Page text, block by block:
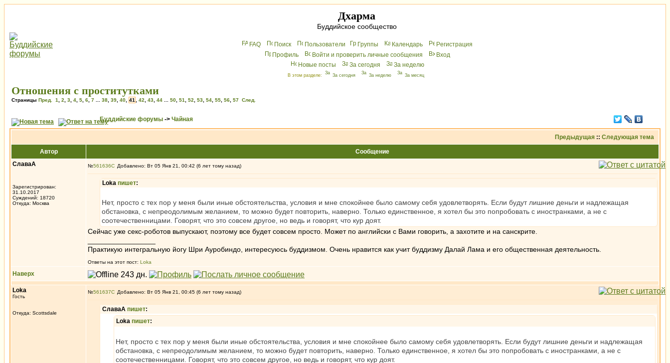
Дхарма
Буддийское сообщество
FAQ Поиск Пользователи Группы Календарь
Peгиcтрaция
Профиль
Войти и проверить личные сообщения
Вхoд
Новые посты
За сегодня За неделю
В этом разделе: За сегодня За неделю За месяц
Отношения с проститутками
Страницы Пред. 1 2 3 4 5 6 7 38 39 40 41 42 43 44 50 51 52 53 54 55 56 57 След.
Буддийские форумы -> Чайная
Предыдущая :: Следующая тема
Автор
Сообщение
СлаваА
Зарегистрирован:
31.10.2017
Суждений: 18720
Откуда: Москва
№561636 Добавлено: Вт 05 Янв 21, 00:42 (6 лет тому назад)
Loka пишет:
Нет, просто с тех пор у меня были иные обстоятельства, условия и мне спокойнее было самому себя удовлетворять. Если будут лишние деньги и надлежащая
обстановка, с непреодолимым желанием, то можно будет повторить, наверно. Только единственное, я хотел бы это попробовать с иностранками, а не с
соотечественницами. Говорят, что это совсем другое, но ведь и говорят, что кур доят.
Сейчас уже секс-роботов выпускают, поэтому все будет совсем просто. Может по английски с Вами говорить, а захотите и на санскрите.
Практикую интегральную йогу Шри Ауробиндо, интересуюсь буддизмом. Очень нравится как учит буддизму Далай Лама и его общественная деятельность.
Ответы на этот пост: Loka
Наверх
Loka
Гость
Откуда: Scottsdale
№561637 Добавлено: Вт 05 Янв 21, 00:45 (6 лет тому назад)
СлаваА пишет:
Loka пишет:
Нет, просто с тех пор у меня были иные обстоятельства, условия и мне спокойнее было самому себя удовлетворять. Если будут лишние деньги и надлежащая
обстановка, с непреодолимым желанием, то можно будет повторить, наверно. Только единственное, я хотел бы это попробовать с иностранками, а не с
соотечественницами. Говорят, что это совсем другое, но ведь и говорят, что кур доят.